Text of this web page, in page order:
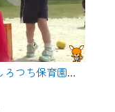
【緑区】中日ドラゴンズOB 春華しろつち保育園で野球教室